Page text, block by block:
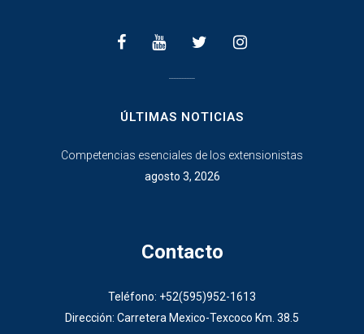
ÚLTIMAS NOTICIAS
Competencias esenciales de los extensionistas
agosto 3, 2026
Contacto
Teléfono: +52(595)952-1613
Dirección: Carretera Mexico-Texcoco Km. 38.5